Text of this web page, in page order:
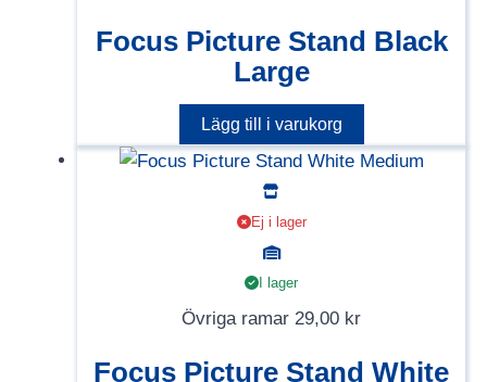
Focus Picture Stand Black
Large
Lägg till i varukorg
Ej i lager
I lager
Övriga ramar 29,00 kr
Focus Picture Stand White